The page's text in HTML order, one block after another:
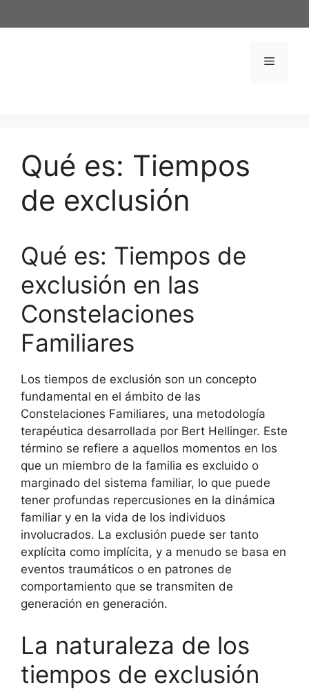
al
Menú
Qué es: Tiempos
de exclusión
Qué es: Tiempos de
exclusión en las
Constelaciones
Familiares
Los tiempos de exclusión son un concepto
fundamental en el ámbito de las
Constelaciones Familiares, una metodología
terapéutica desarrollada por Bert Hellinger. Este
término se refiere a aquellos momentos en los
que un miembro de la familia es excluido o
marginado del sistema familiar, lo que puede
tener profundas repercusiones en la dinámica
familiar y en la vida de los individuos
involucrados. La exclusión puede ser tanto
explícita como implícita, y a menudo se basa en
eventos traumáticos o en patrones de
comportamiento que se transmiten de
generación en generación.
La naturaleza de los
tiempos de exclusión